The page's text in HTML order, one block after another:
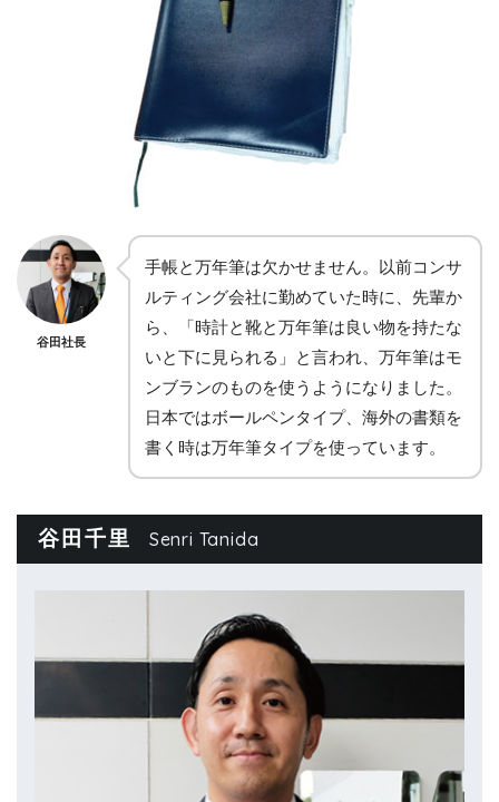
谷田社長
手帳と万年筆は欠かせません。以前コンサ
ルティング会社に勤めていた時に、先輩か
ら、「時計と靴と万年筆は良い物を持たな
いと下に見られる」と言われ、万年筆はモ
ンブランのものを使うようになりました。
日本ではボールペンタイプ、海外の書類を
書く時は万年筆タイプを使っています。
谷田千里 Senri Tanida